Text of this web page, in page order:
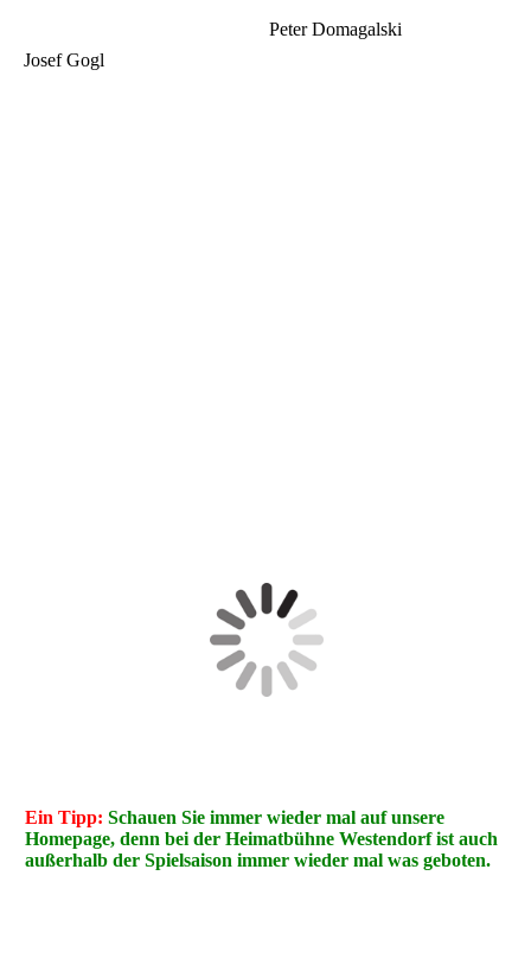
Peter Domagalski
Josef Gogl
Ein Tipp: Schauen Sie immer wieder mal auf unsere
Homepage, denn bei der Heimatbühne Westendorf ist auch
außerhalb der Spielsaison immer wieder mal was geboten.